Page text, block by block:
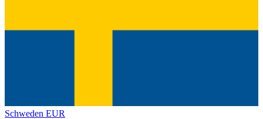
Schweden EUR